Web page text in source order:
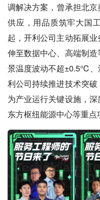
调解决方案，曾承担北
供应，用品质筑牢大国
起，开利公司主动拓展
伸至数据中心、高端制
景温度波动不超±0.5℃、
利公司持续推进技术突
为产业运行关键设施，
东方枢纽能源中心等重点